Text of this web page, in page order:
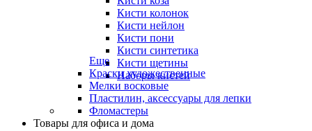
Кисти колонок
Кисти нейлон
Кисти пони
Кисти синтетика
Кисти щетины
Наборы кистей
Еще
Краски художественные
Мелки восковые
Пластилин, аксессуары для лепки
Фломастеры
Товары для офиса и дома